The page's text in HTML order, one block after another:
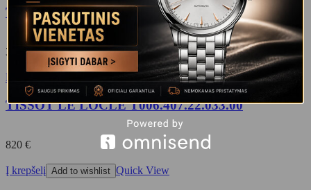
TISSOT TRADITION T063.610.16.058.00
340 €
Daugiau Quick View
TISSOT LE LOCLE T006.407.22.033.00
820 €
Į krepšelį Add to wishlist Quick View